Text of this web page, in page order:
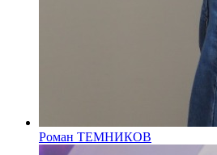
Роман ТЕМНИКОВ